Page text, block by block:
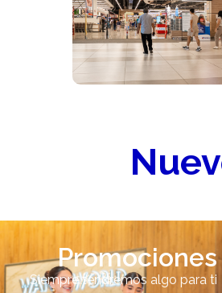
Promociones
Siempre tendremos algo para ti